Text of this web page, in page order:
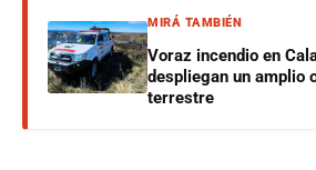
MIRÁ TAMBIÉN
Voraz incendio en
despliegan un amplio
terrestre